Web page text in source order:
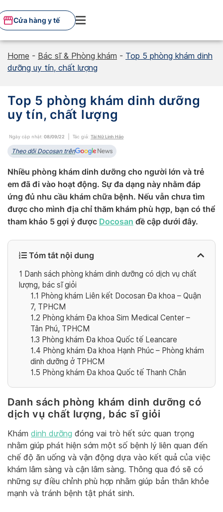
to
content
Cửa hàng y tế
Home - Bác sĩ & Phòng khám - Top 5 phòng khám dinh
dưỡng uy tín, chất lượng
Top 5 phòng khám dinh dưỡng
uy tín, chất lượng
Ngày cập nhật: 08/09/22 Tác giả: Tài Nữ Linh Hảo
Theo dõi Docosan trên
Nhiều phòng khám dinh dưỡng cho người lớn và trẻ
em đã đi vào hoạt động. Sự đa dạng này nhằm đáp
ứng đủ nhu cầu khám chữa bệnh. Nếu vẫn chưa tìm
được cho mình địa chỉ thăm khám phù hợp, bạn có thể
tham khảo 5 gợi ý được Docosan đề cập dưới đây.
Tóm tắt nội dung
1 Danh sách phòng khám dinh dưỡng có dịch vụ chất
lượng, bác sĩ giỏi
1.1 Phòng khám Liên kết Docosan Đa khoa – Quận
7, TPHCM
1.2 Phòng khám Đa khoa Sim Medical Center –
Tân Phú, TPHCM
1.3 Phòng khám Đa khoa Quốc tế Leancare
1.4 Phòng khám Đa khoa Hạnh Phúc – Phòng khám
dinh dưỡng ở TPHCM
1.5 Phòng khám Đa khoa Quốc tế Thanh Chân
Danh sách phòng khám dinh dưỡng có
dịch vụ chất lượng, bác sĩ giỏi
Khám dinh dưỡng đóng vai trò hết sức quan trọng
nhằm giúp phát hiện sớm một số bệnh lý liên quan đến
chế độ ăn uống và vận động dựa vào kết quả của việc
khám lâm sàng và cận lâm sàng. Thông qua đó sẽ có
những sự điều chỉnh phù hợp nhằm giúp bản thân khỏe
mạnh và tránh bệnh tật phát sinh.